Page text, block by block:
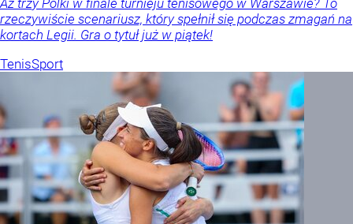
Aż trzy Polki w finale turnieju tenisowego w Warszawie? To
rzeczywiście scenariusz, który spełnił się podczas zmagań na
kortach Legii. Gra o tytuł już w piątek!
TenisSport